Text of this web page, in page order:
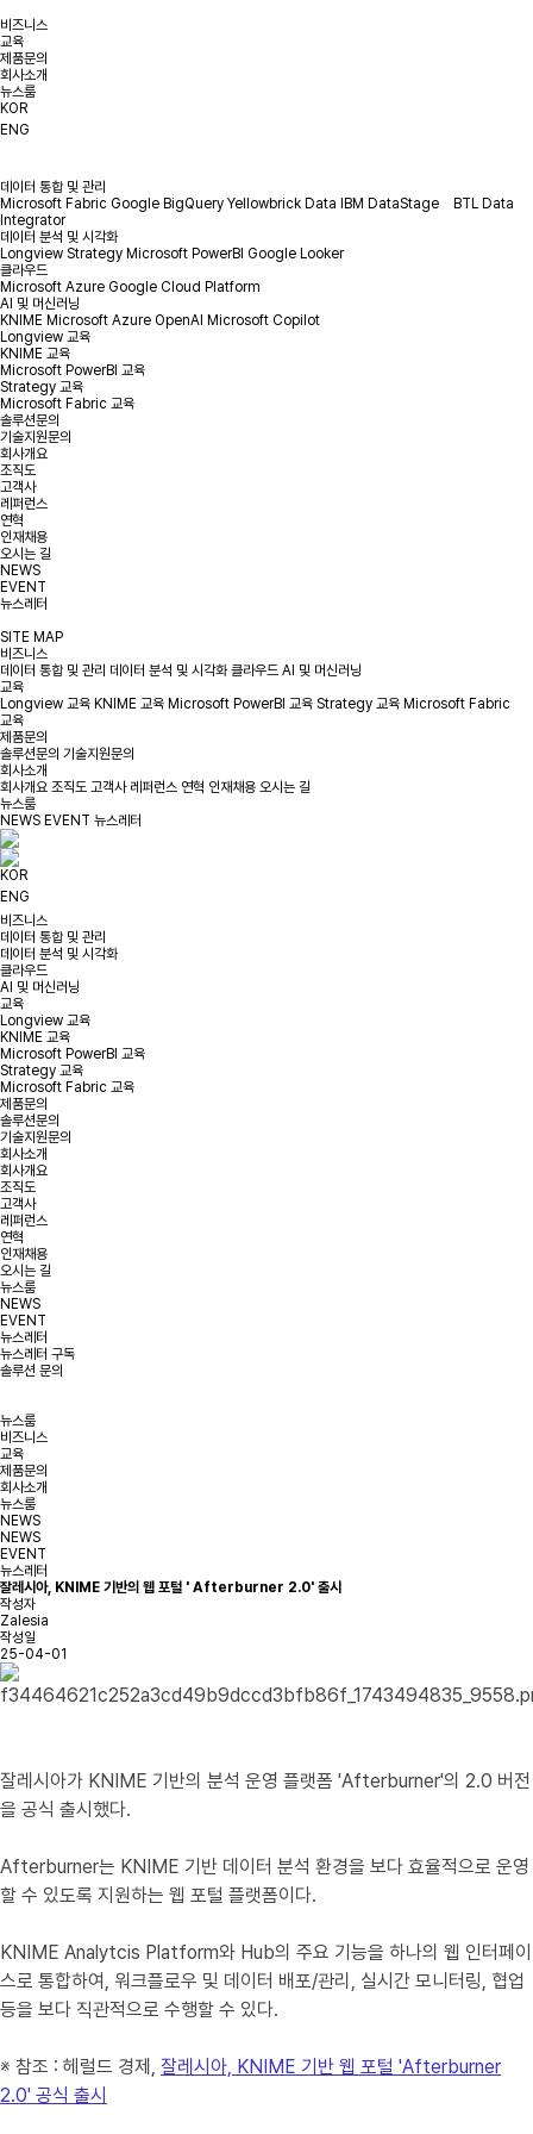
비즈니스
교육
제품문의
회사소개
뉴스룸
KOR
ENG
데이터 통합 및 관리
Microsoft Fabric Google BigQuery Yellowbrick Data IBM DataStage
BTL Data
Integrator
데이터 분석 및 시각화
Longview Strategy Microsoft PowerBI Google Looker
클라우드
Microsoft Azure Google Cloud Platform
AI 및 머신러닝
KNIME Microsoft Azure OpenAI Microsoft Copilot
Longview 교육
KNIME 교육
Microsoft PowerBI 교육
Strategy 교육
Microsoft Fabric 교육
솔루션문의
기술지원문의
회사개요
조직도
고객사
레퍼런스
연혁
인재채용
오시는 길
NEWS
EVENT
뉴스레터
SITE MAP
비즈니스
데이터 통합 및 관리 데이터 분석 및 시각화 클라우드 AI 및 머신러닝
교육
Longview 교육 KNIME 교육 Microsoft PowerBI 교육 Strategy 교육 Microsoft Fabric
교육
제품문의
솔루션문의 기술지원문의
회사소개
회사개요 조직도 고객사 레퍼런스 연혁 인재채용 오시는 길
뉴스룸
NEWS EVENT 뉴스레터
KOR
ENG
비즈니스
데이터 통합 및 관리
데이터 분석 및 시각화
클라우드
AI 및 머신러닝
교육
Longview 교육
KNIME 교육
Microsoft PowerBI 교육
Strategy 교육
Microsoft Fabric 교육
제품문의
솔루션문의
기술지원문의
회사소개
회사개요
조직도
고객사
레퍼런스
연혁
인재채용
오시는 길
뉴스룸
NEWS
EVENT
뉴스레터
뉴스레터 구독
솔루션 문의
뉴스룸
비즈니스
교육
제품문의
회사소개
뉴스룸
NEWS
NEWS
EVENT
뉴스레터
잘레시아, KNIME 기반의 웹 포털 ' Afterburner 2.0' 출시
작성자
Zalesia
작성일
25-04-01
잘레시아가 KNIME 기반의 분석 운영 플랫폼 'Afterburner'의 2.0 버전
을 공식 출시했다.
Afterburner는 KNIME 기반 데이터 분석 환경을 보다 효율적으로 운영
할 수 있도록 지원하는 웹 포털 플랫폼이다.
KNIME Analytcis Platform와 Hub의 주요 기능을 하나의 웹 인터페이
스로 통합하여, 워크플로우 및 데이터 배포/관리, 실시간 모니터링, 협업
등을 보다 직관적으로 수행할 수 있다.
※ 참조 : 헤럴드 경제, 잘레시아, KNIME 기반 웹 포털 'Afterburner
2.0' 공식 출시